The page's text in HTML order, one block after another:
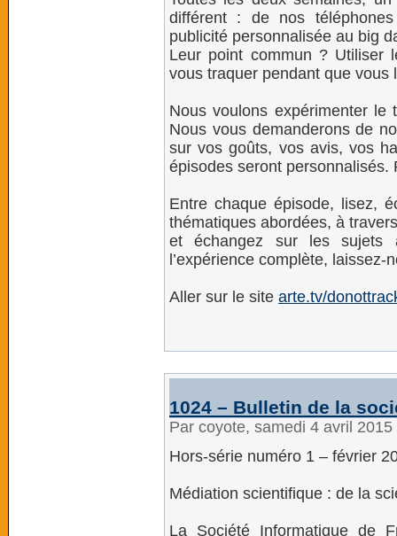
différent : de nos
publicité personnalisée au big
Leur point commun ? Utiliser
vous traquer pendant que vous
Nous voulons expérimenter le
Nous vous demanderons de
sur vos goûts, vos avis, vos
épisodes seront personnalisés.
Entre chaque épisode, lisez,
thématiques abordées, à
et échangez sur les sujets
l’expérience complète, laissez-
Aller sur le site arte.tv/
1024 – Bulletin de la
Par coyote, samedi 4 avril
Hors-série numéro 1 – février
Médiation scientifique : de la
La Société Informatique de